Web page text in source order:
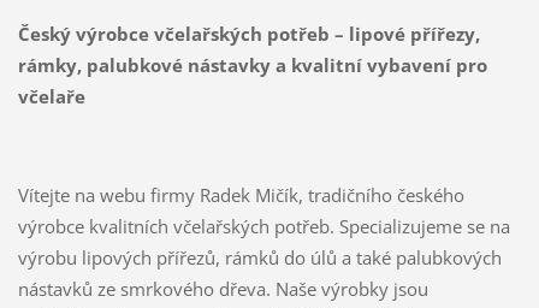
Český výrobce včelařských potřeb – lipové přířezy,
rámky, palubkové nástavky a kvalitní vybavení pro
včelaře
Vítejte na webu firmy Radek Mičík, tradičního českého
výrobce kvalitních včelařských potřeb. Specializujeme se na
výrobu lipových přířezů, rámků do úlů a také palubkových
nástavků ze smrkového dřeva. Naše výrobky jsou